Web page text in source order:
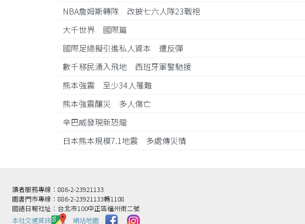
NBA詹姆斯轉隊 改披七六人隊23戰袍
大千世界 國際篇
國際足總擬引進私人資本 遭反彈
數千移民湧入飛地 西班牙軍警馳援
熊本強震 至少34人罹難
熊本強震釀災 多人傷亡
辛巴威發現新恐龍
日本熊本規模7.1地震 多處傳災情
讀者服務專線：886-2-23921133
圖書門市專線：886-2-23921133轉1108
國語日報社址：台北市100中正區福州街二號
本社交通資訊️
網站地圖